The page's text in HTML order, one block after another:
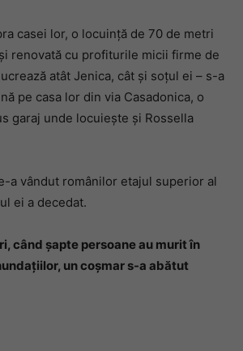
casei lor, o locuință de 70 de metri
renovată cu profiturile micii firme de
atât Jenica, cât și soțul ei – s-a
pe casa lor din via Casadonica, o
garaj unde locuiește și Rossella
a vândut românilor etajul superior al
ei a decedat.
când șapte persoane au murit în
un coșmar s-a abătut